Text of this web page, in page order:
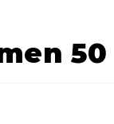
50